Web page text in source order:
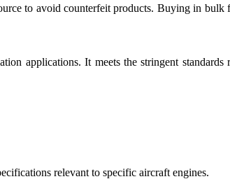
to avoid counterfeit products. Buying in
applications. It meets the stringent
relevant to specific aircraft engines.